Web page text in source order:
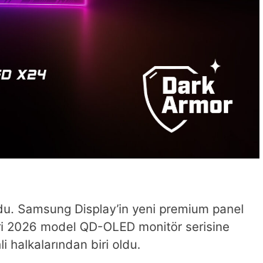
Samsung Display’in yeni premium panel
2026 model QD-OLED monitör serisine
halkalarından biri oldu.